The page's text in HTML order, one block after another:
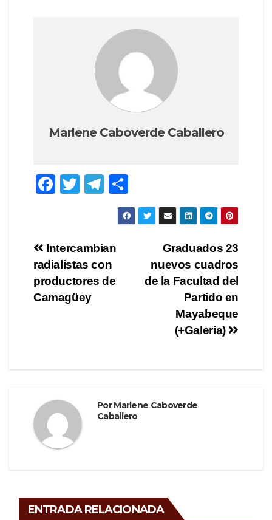
Marlene Caboverde Caballero
F
e
b
o
o
T
er
T
el
gr
a
m
o
m
Navegación
de
entradas
Graduados 23
nuevos cuadros
de la Facultad del
Partido en
Mayabeque
(+Galería)
Intercambian
radialistas con
productores de
Camagüey
PorMarlene Caboverde
Caballero
ENTRADA RELACIONADA